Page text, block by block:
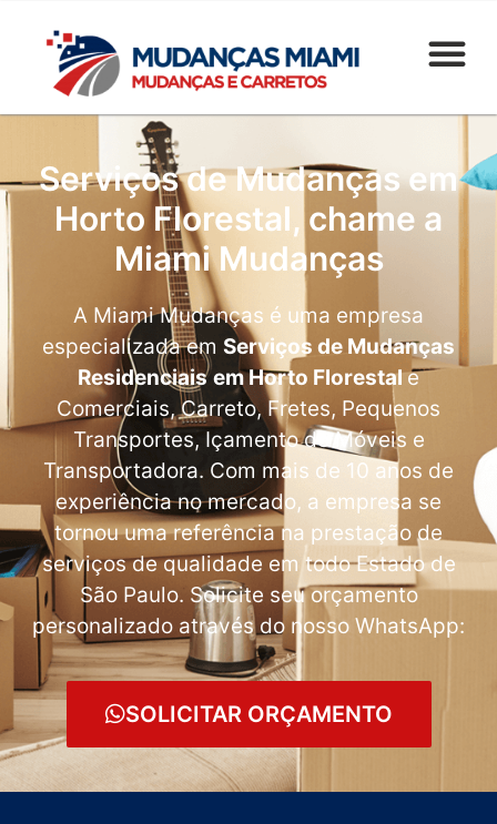
Serviços de Mudanças em
Horto Florestal, chame a
Miami Mudanças
A Miami Mudanças é uma empresa
especializada em Serviços de Mudanças
Residenciais em Horto Florestale
Comerciais, Carreto, Fretes, Pequenos
Transportes, Içamento de Móveis e
Transportadora. Com mais de 10 anos de
experiência no mercado, a empresa se
tornou uma referência na prestação de
serviços de qualidade em todo Estado de
São Paulo. Solicite seu orçamento
personalizado através do nosso WhatsApp:
SOLICITAR ORÇAMENTO